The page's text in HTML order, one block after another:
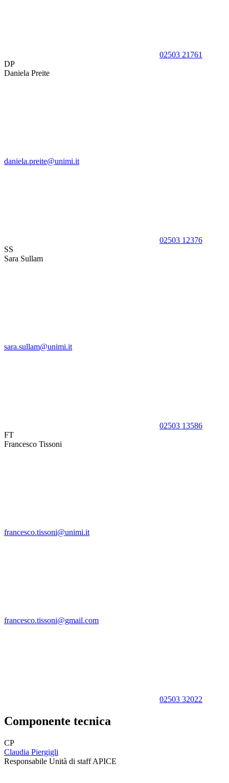
02503 21761
DP
Daniela Preite
daniela.preite@unimi.it
02503 12376
SS
Sara Sullam
sara.sullam@unimi.it
02503 13586
FT
Francesco Tissoni
francesco.tissoni@unimi.it
francesco.tissoni@gmail.com
02503 32022
Componente tecnica
CP
Claudia Piergigli
Responsabile Unità di staff APICE